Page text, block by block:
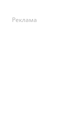
Реклама